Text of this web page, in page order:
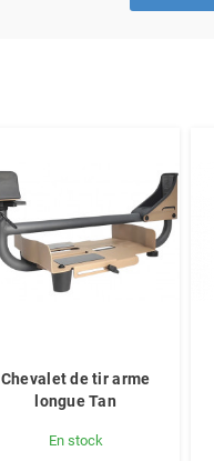
Chevalet de tir arme
longue Tan
En stock